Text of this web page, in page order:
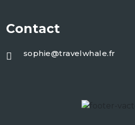
Contact
sophie@travelwhale.fr